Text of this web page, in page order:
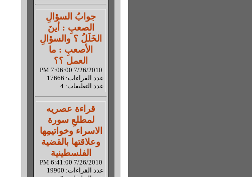
جوابُ السؤالِ
الصعبِ : أينَ
الخَلَلُ ؟ والسؤالِ
الأصعبِ : ما
العمل ؟؟
7/26/2010 7:06:00 PM
عدد القراءات: 17666
عدد التعليقات: 4
قراءة عصريه
لمطلعِ سورة
الاسراء وخواتيمِها
وعلاقتها بالقضية
الفلسطينية
7/26/2010 6:41:00 PM
عدد القراءات: 19900